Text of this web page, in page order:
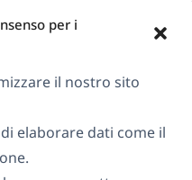
per i
il nostro sito
elaborare dati come il
sulla Privacy